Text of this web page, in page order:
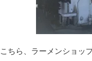
こちら、ラーメンショッ